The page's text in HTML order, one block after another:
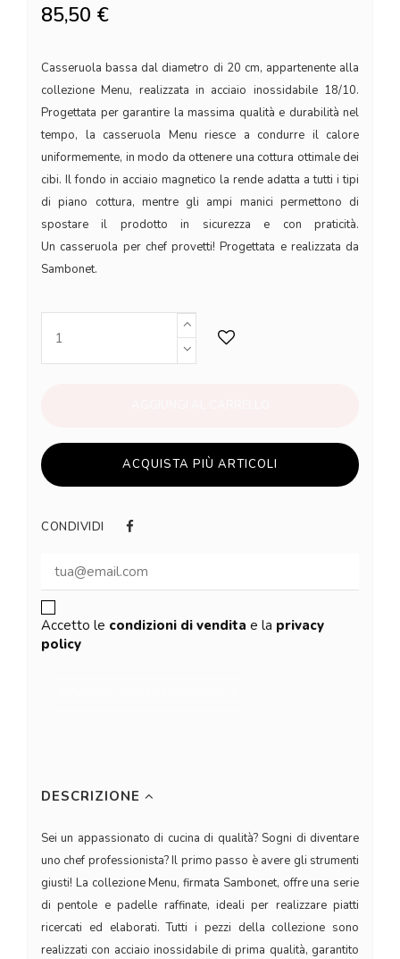
85,50 €
Casseruola bassa dal diametro di 20 cm, appartenente alla
collezione Menu, realizzata in acciaio inossidabile 18/10.
Progettata per garantire la massima qualità e durabilità nel
tempo, la casseruola Menu riesce a condurre il calore
uniformemente, in modo da ottenere una cottura ottimale dei
cibi. Il fondo in acciaio magnetico la rende adatta a tutti i tipi
di piano cottura, mentre gli ampi manici permettono di
spostare il prodotto in sicurezza e con praticità.
Un casseruola per chef provetti! Progettata e realizzata da
Sambonet.
ACQUISTA PIÙ ARTICOLI
CONDIVIDI
Accetto le condizioni di vendita e la privacy
policy
DESCRIZIONE
Sei un appassionato di cucina di qualità? Sogni di diventare
uno chef professionista? Il primo passo è avere gli strumenti
giusti! La collezione Menu, firmata Sambonet, offre una serie
di pentole e padelle raffinate, ideali per realizzare piatti
ricercati ed elaborati. Tutti i pezzi della collezione sono
realizzati con acciaio inossidabile di prima qualità, garantito